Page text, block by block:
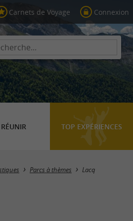
Carnets de Voyage Connexion
RÉUNIR TOP EXPÉRIENCES
Masquer la carte
Parcs à thèmes Lacq